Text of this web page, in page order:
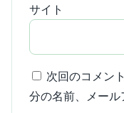
サイト
次回のコメン
分の名前、メール